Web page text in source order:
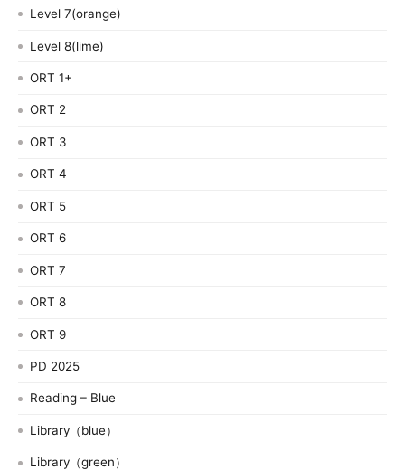
Level 7(orange)
Level 8(lime)
ORT 1+
ORT 2
ORT 3
ORT 4
ORT 5
ORT 6
ORT 7
ORT 8
ORT 9
PD 2025
Reading – Blue
Library（blue）
Library（green）